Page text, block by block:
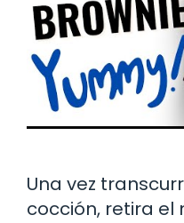
Una vez
cocción, retira el